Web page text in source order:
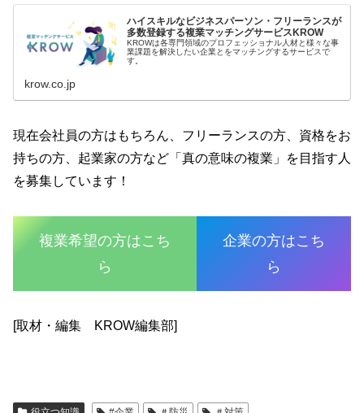
ハイスキルなビジネスパーソン・フリーランスが
多数登録する複業マッチングサービスKROW
KROWは各専門領域のプロフェッショナル人材と様々な事
業課題を解決したい企業とをマッチングするサービスで
す。
krow.co.jp
現在会社員の方はもちろん、フリーランスの方、資格をお
持ちの方、起業家の方など「真の意味の複業」を目指す人
を募集しています！
複業希望の方はこち
ら
企業の方はこち
ら
[取材・編集 KROW編集部]